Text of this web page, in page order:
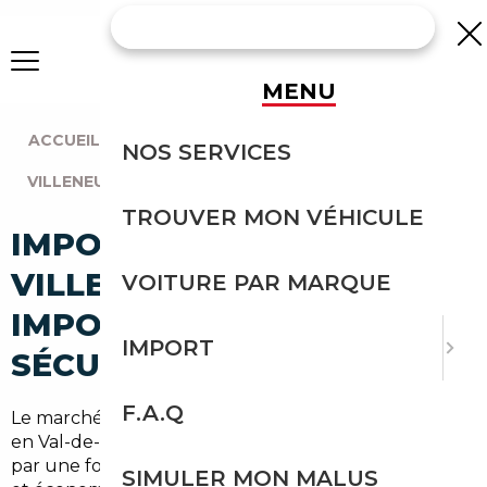
ACCUEIL AGENCE PARIS
VILLENEUVE-LE-ROI (94290)
IMPORT VOITURE À
VILLENEUVE-LE-ROI :
IMPORTEZ EN TOUTE
SÉCURITÉ
Le marché automobile autour de Villeneuve-le-Roi,
en Val-de-Marne (94) et en Île-de-France, est marqué
par une forte demande pour des véhicules récents
MENU
NOS SERVICES
TROUVER MON VÉHICULE
VOITURE PAR MARQUE
IMPORT
F.A.Q
SIMULER MON MALUS